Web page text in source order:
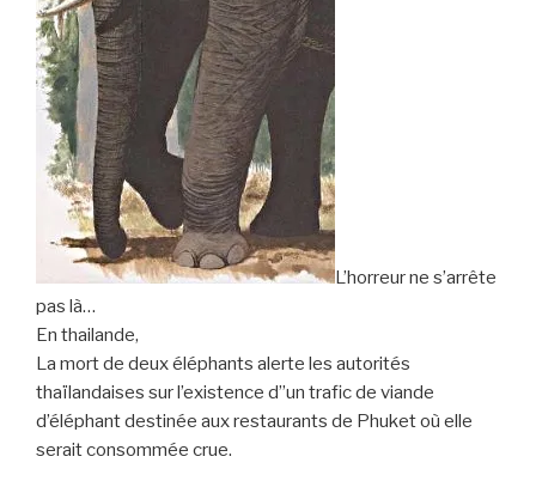
L’horreur ne s’arrête
pas là…
En thailande,
La mort de deux éléphants alerte les autorités
thaïlandaises sur l’existence d’’un trafic de viande
d’éléphant destinée aux restaurants de Phuket où elle
serait consommée crue.